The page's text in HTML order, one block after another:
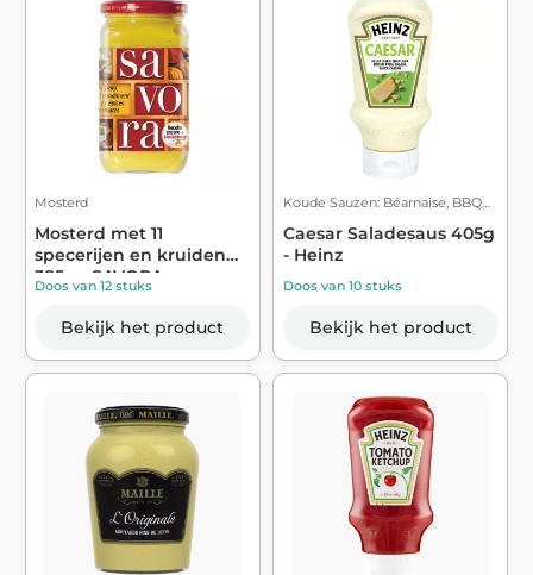
Mosterd
Mosterd met 11
specerijen en kruiden
385g - SAVORA
Doos van 12 stuks
Bekijk het product
Koude Sauzen: Béarnaise, BBQ…
Caesar Saladesaus 405g
- Heinz
Doos van 10 stuks
Bekijk het product